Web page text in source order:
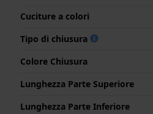
Cuciture a colori
Tipo di chiusura
Colore Chiusura
Lunghezza Parte Superiore
Lunghezza Parte Inferiore